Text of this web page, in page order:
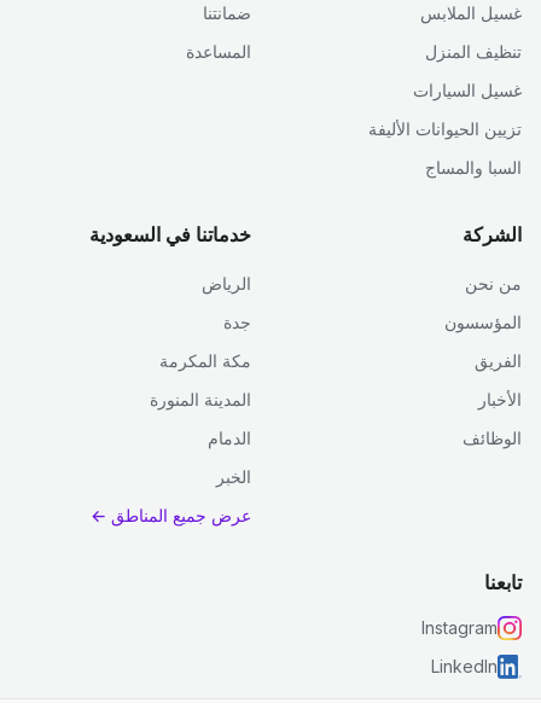
غسيل الملابس
تنظيف المنزل
غسيل السيارات
تزيين الحيوانات الأليفة
السبا والمساج
ضمانتنا
المساعدة
الشركة
من نحن
المؤسسون
الفريق
الأخبار
الوظائف
خدماتنا في السعودية
الرياض
جدة
مكة المكرمة
المدينة المنورة
الدمام
الخبر
عرض جميع المناطق ←
تابعنا
Instagram
LinkedIn